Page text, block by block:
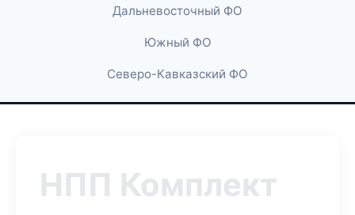
Дальневосточный ФО
Южный ФО
Северо-Кавказский ФО
НПП Комплект